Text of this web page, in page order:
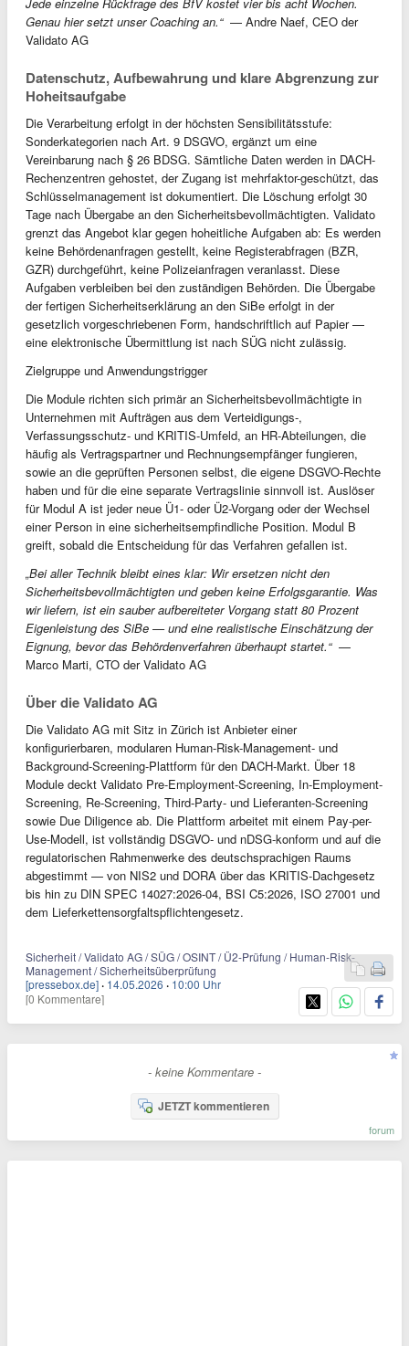
Genau hier setzt unser Coaching an.“— Andre Naef, CEO der
Validato AG
Datenschutz, Aufbewahrung und klare Abgrenzung zur
Hoheitsaufgabe
Die Verarbeitung erfolgt in der höchsten Sensibilitätsstufe:
Sonderkategorien nach Art. 9 DSGVO, ergänzt um eine
Vereinbarung nach § 26 BDSG. Sämtliche Daten werden in DACH-
Rechenzentren gehostet, der Zugang ist mehrfaktor-geschützt, das
Schlüsselmanagement ist dokumentiert. Die Löschung erfolgt 30
Tage nach Übergabe an den Sicherheitsbevollmächtigten. Validato
grenzt das Angebot klar gegen hoheitliche Aufgaben ab: Es werden
keine Behördenanfragen gestellt, keine Registerabfragen (BZR,
GZR) durchgeführt, keine Polizeianfragen veranlasst. Diese
Aufgaben verbleiben bei den zuständigen Behörden. Die Übergabe
der fertigen Sicherheitserklärung an den SiBe erfolgt in der
gesetzlich vorgeschriebenen Form, handschriftlich auf Papier —
eine elektronische Übermittlung ist nach SÜG nicht zulässig.
Zielgruppe und Anwendungstrigger
Die Module richten sich primär an Sicherheitsbevollmächtigte in
Unternehmen mit Aufträgen aus dem Verteidigungs-,
Verfassungsschutz- und KRITIS-Umfeld, an HR-Abteilungen, die
häufig als Vertragspartner und Rechnungsempfänger fungieren,
sowie an die geprüften Personen selbst, die eigene DSGVO-Rechte
haben und für die eine separate Vertragslinie sinnvoll ist. Auslöser
für Modul A ist jeder neue Ü1- oder Ü2-Vorgang oder der Wechsel
einer Person in eine sicherheitsempfindliche Position. Modul B
greift, sobald die Entscheidung für das Verfahren gefallen ist.
„Bei aller Technik bleibt eines klar: Wir ersetzen nicht den
Sicherheitsbevollmächtigten und geben keine Erfolgsgarantie. Was
wir liefern, ist ein sauber aufbereiteter Vorgang statt 80 Prozent
Eigenleistung des SiBe — und eine realistische Einschätzung der
Eignung, bevor das Behördenverfahren überhaupt startet.“—
Marco Marti, CTO der Validato AG
Über die Validato AG
Die Validato AG mit Sitz in Zürich ist Anbieter einer
konfigurierbaren, modularen Human-Risk-Management- und
Background-Screening-Plattform für den DACH-Markt. Über 18
Module deckt Validato Pre-Employment-Screening, In-Employment-
Screening, Re-Screening, Third-Party- und Lieferanten-Screening
sowie Due Diligence ab. Die Plattform arbeitet mit einem Pay-per-
Use-Modell, ist vollständig DSGVO- und nDSG-konform und auf die
regulatorischen Rahmenwerke des deutschsprachigen Raums
abgestimmt — von NIS2 und DORA über das KRITIS-Dachgesetz
bis hin zu DIN SPEC 14027:2026-04, BSI C5:2026, ISO 27001 und
dem Lieferkettensorgfaltspflichtengesetz.
Sicherheit / Validato AG / SÜG / OSINT / Ü2-Prüfung / Human-Risk-
Management / Sicherheitsüberprüfung
[pressebox.de] · 14.05.2026 · 10:00 Uhr
[0 Kommentare]
- keine Kommentare -
JETZT kommentieren
forum